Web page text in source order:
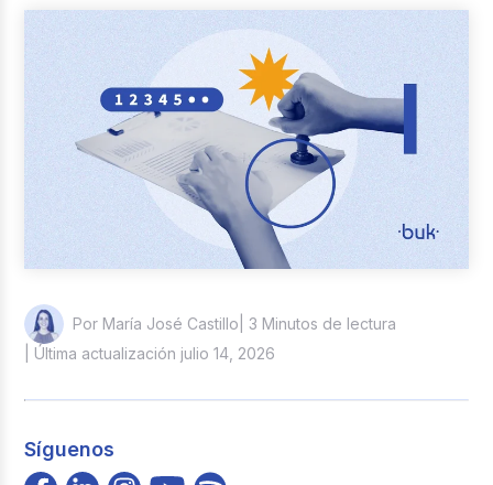
Por María José Castillo | 3 Minutos de lectura
| Última actualización julio 14, 2026
Síguenos